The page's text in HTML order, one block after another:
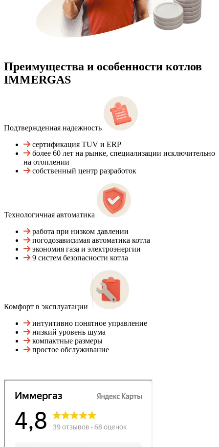
Преимущества и особенности котлов
IMMERGAS
Подтвержденная надежность
сертификация TUV и ERP
более 60 лет на рынке, специализации исключительно
на отоплении
собственный центр разработок
Технологичная автоматика
работа при низком давлении
погодозависимая автоматика котла
экономия газа и электроэнергии
9 систем безопасности котла
Комфорт в эксплуатации
интуитивно понятное управление
низкий уровень шума
компактные размеры
простое обслуживание